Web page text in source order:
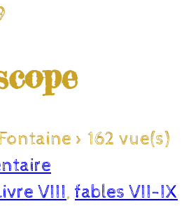
> 162 vue(s)
VIII, fables VII-IX